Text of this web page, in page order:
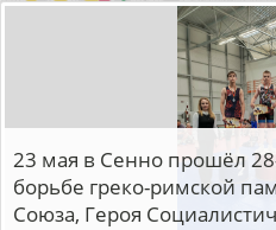
23 мая в Сенно прошёл
борьбе греко-римской
Союза, Героя